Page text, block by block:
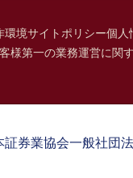
環境サイトポリシー個人
様第一の業務運営に関
証券業協会一般社団